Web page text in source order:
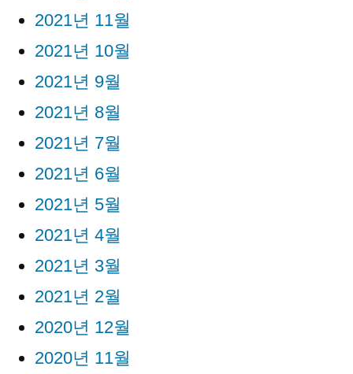
2021년 11월
2021년 10월
2021년 9월
2021년 8월
2021년 7월
2021년 6월
2021년 5월
2021년 4월
2021년 3월
2021년 2월
2020년 12월
2020년 11월